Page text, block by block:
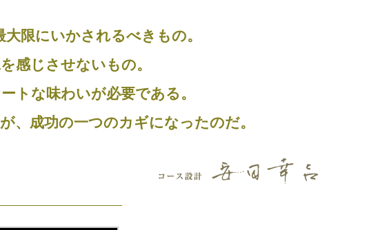
限にいかされるべきもの。
感じさせないもの。
トな味わいが必要である。
、成功の一つのカギになったのだ。